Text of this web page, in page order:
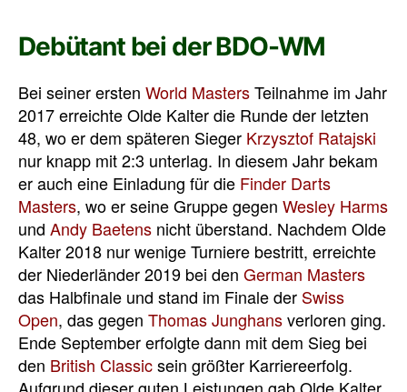
Debütant bei der BDO-WM
Bei seiner ersten World MastersTeilnahme im Jahr
2017 erreichte Olde Kalter die Runde der letzten
48, wo er dem späteren Sieger Krzysztof Ratajski
nur knapp mit 2:3 unterlag. In diesem Jahr bekam
er auch eine Einladung für die Finder Darts
Masters, wo er seine Gruppe gegen Wesley Harms
und Andy Baetens nicht überstand. Nachdem Olde
Kalter 2018 nur wenige Turniere bestritt, erreichte
der Niederländer 2019 bei den German Masters
das Halbfinale und stand im Finale der Swiss
Open, das gegen Thomas Junghansverloren ging.
Ende September erfolgte dann mit dem Sieg bei
den British Classicsein größter Karriereerfolg.